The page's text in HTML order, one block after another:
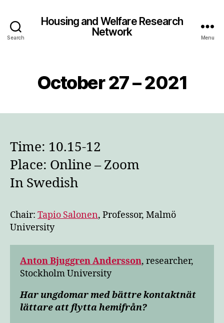
Search
Housing and Welfare Research
Network
Menu
October 27 – 2021
Time: 10.15-12
Place: Online – Zoom
In Swedish
Chair: Tapio Salonen, Professor, Malmö
University
Anton Bjuggren Andersson, researcher,
Stockholm University
Har ungdomar med bättre kontaktnät
lättare att flytta hemifrån?